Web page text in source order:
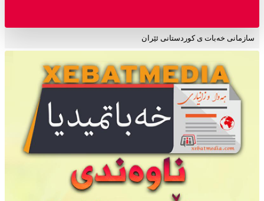
سازمانی خەبات ی کوردستانی ئێران